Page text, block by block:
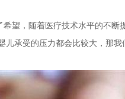
望，随着医疗技术水平的不断
儿承受的压力都会比较大，那